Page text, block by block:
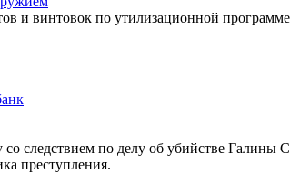
винтовок по утилизационной
следствием по делу об убийстве
преступления.